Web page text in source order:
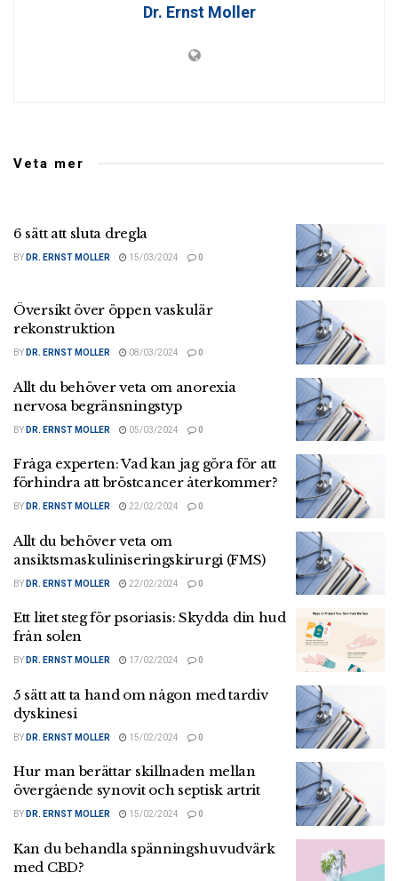
Dr. Ernst Moller
Veta mer
6 sätt att sluta dregla
BY DR. ERNST MOLLER 15/03/2024 0
Översikt över öppen vaskulär
rekonstruktion
BY DR. ERNST MOLLER 08/03/2024 0
Allt du behöver veta om anorexia
nervosa begränsningstyp
BY DR. ERNST MOLLER 05/03/2024 0
Fråga experten: Vad kan jag göra för att
förhindra att bröstcancer återkommer?
BY DR. ERNST MOLLER 22/02/2024 0
Allt du behöver veta om
ansiktsmaskuliniseringskirurgi (FMS)
BY DR. ERNST MOLLER 22/02/2024 0
Ett litet steg för psoriasis: Skydda din hud
från solen
BY DR. ERNST MOLLER 17/02/2024 0
5 sätt att ta hand om någon med tardiv
dyskinesi
BY DR. ERNST MOLLER 15/02/2024 0
Hur man berättar skillnaden mellan
övergående synovit och septisk artrit
BY DR. ERNST MOLLER 15/02/2024 0
Kan du behandla spänningshuvudvärk
med CBD?